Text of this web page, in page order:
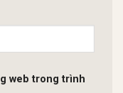
web trong trình